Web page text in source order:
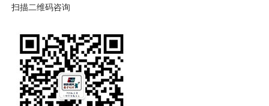
扫描二维码咨询